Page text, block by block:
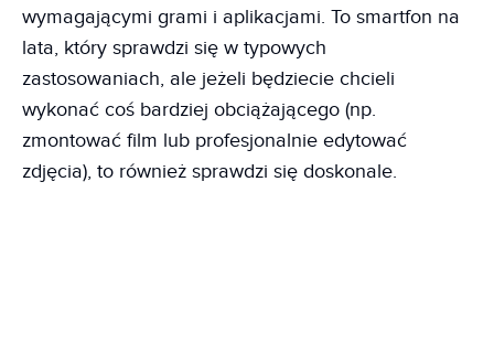
wymagającymi grami i aplikacjami. To smartfon na
lata, który sprawdzi się w typowych
zastosowaniach, ale jeżeli będziecie chcieli
wykonać coś bardziej obciążającego (np.
zmontować film lub profesjonalnie edytować
zdjęcia), to również sprawdzi się doskonale.